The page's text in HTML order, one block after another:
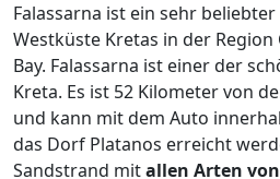
Falassarna ist ein sehr
Westküste Kretas in der Region
Bay. Falassarna ist einer der
Kreta. Es ist 52 Kilometer von
und kann mit dem Auto
das Dorf Platanos erreicht
Sandstrand mitallen Arten von